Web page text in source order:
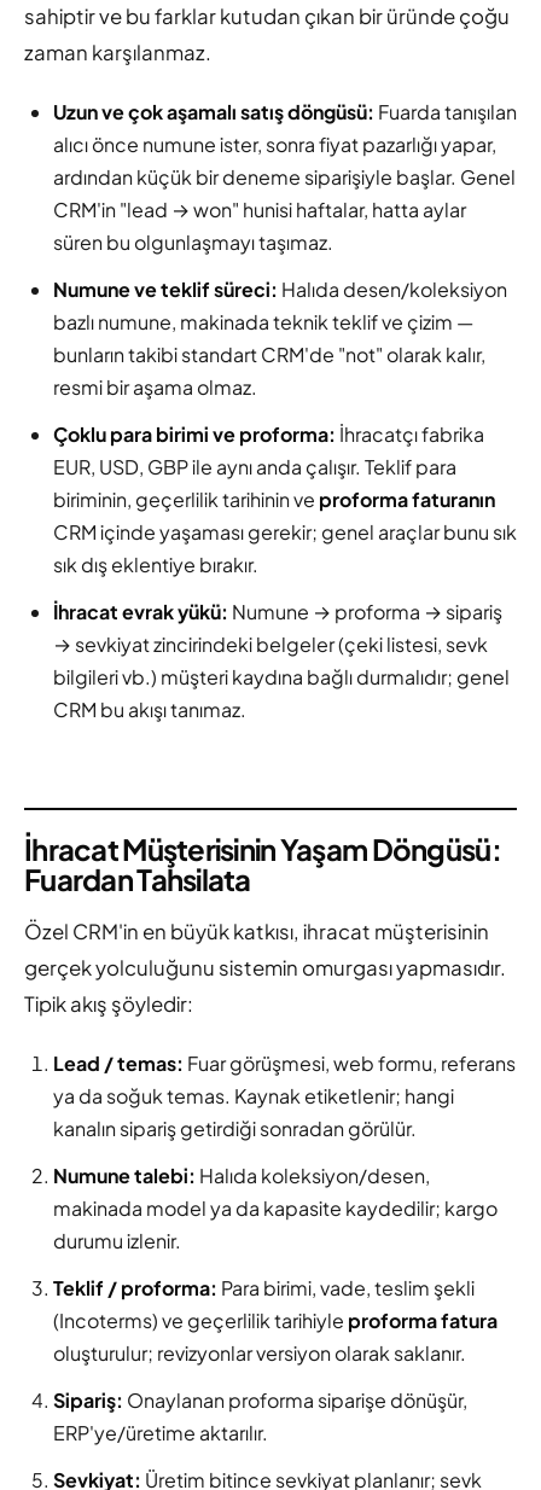
sahiptir ve bu farklar kutudan çıkan bir üründe çoğu
zaman karşılanmaz.
Uzun ve çok aşamalı satış döngüsü: Fuarda tanışılan
alıcı önce numune ister, sonra fiyat pazarlığı yapar,
ardından küçük bir deneme siparişiyle başlar. Genel
CRM'in "lead → won" hunisi haftalar, hatta aylar
süren bu olgunlaşmayı taşımaz.
Numune ve teklif süreci: Halıda desen/koleksiyon
bazlı numune, makinada teknik teklif ve çizim —
bunların takibi standart CRM'de "not" olarak kalır,
resmi bir aşama olmaz.
Çoklu para birimi ve proforma: İhracatçı fabrika
EUR, USD, GBP ile aynı anda çalışır. Teklif para
biriminin, geçerlilik tarihinin ve proforma faturanın
CRM içinde yaşaması gerekir; genel araçlar bunu sık
sık dış eklentiye bırakır.
İhracat evrak yükü: Numune → proforma → sipariş
→ sevkiyat zincirindeki belgeler (çeki listesi, sevk
bilgileri vb.) müşteri kaydına bağlı durmalıdır; genel
CRM bu akışı tanımaz.
İhracat Müşterisinin Yaşam Döngüsü:
Fuardan Tahsilata
Özel CRM'in en büyük katkısı, ihracat müşterisinin
gerçek yolculuğunu sistemin omurgası yapmasıdır.
Tipik akış şöyledir:
Lead / temas: Fuar görüşmesi, web formu, referans
ya da soğuk temas. Kaynak etiketlenir; hangi
kanalın sipariş getirdiği sonradan görülür.
Numune talebi: Halıda koleksiyon/desen,
makinada model ya da kapasite kaydedilir; kargo
durumu izlenir.
Teklif / proforma: Para birimi, vade, teslim şekli
(Incoterms) ve geçerlilik tarihiyle proforma fatura
oluşturulur; revizyonlar versiyon olarak saklanır.
Sipariş: Onaylanan proforma siparişe dönüşür,
ERP'ye/üretime aktarılır.
Sevkiyat: Üretim bitince sevkiyat planlanır; sevk